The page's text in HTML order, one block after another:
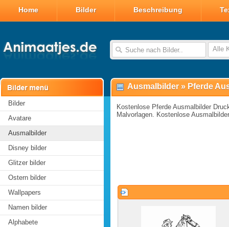
Home Bilder Beschreibung
Alle
Bilder
Avatare
Ausmalbilder
Disney bilder
Glitzer bilder
Ostern bilder
Wallpapers
Namen bilder
Alphabete
Ausmalbilder » Pferde
Kostenlose Pferde Ausmalbilder
Malvorlagen. Kostenlose